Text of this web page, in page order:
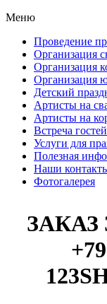
Меню
Проведение
Организация
Организация
Организация
Детский
Артисты на
Артисты на
Встреча гостей
Услуги для
Полезная
Наши
Фотогалерея
ЗАКАЗ